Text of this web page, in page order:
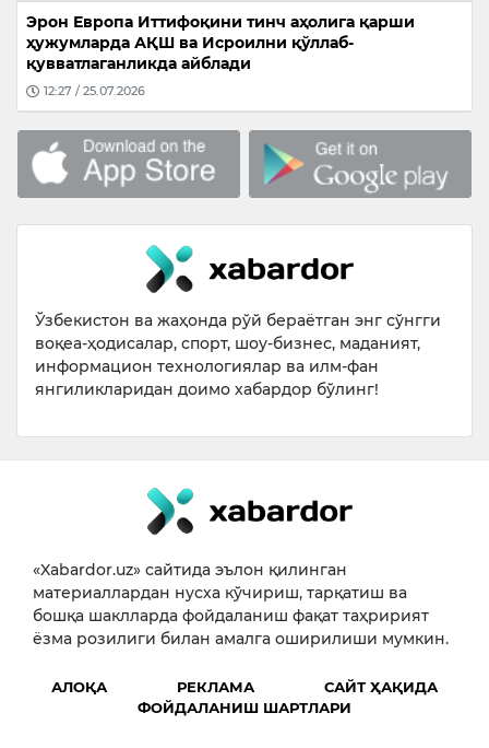
Эрон Европа Иттифоқини тинч аҳолига қарши
ҳужумларда АҚШ ва Исроилни қўллаб-
қувватлаганликда айблади
12:27 / 25.07.2026
Ўзбекистон ва жаҳонда рўй бераётган энг сўнгги
воқеа-ҳодисалар, спорт, шоу-бизнес, маданият,
информацион технологиялар ва илм-фан
янгиликларидан доимо хабардор бўлинг!
«Xabardor.uz» сайтида эълон қилинган
материаллардан нусха кўчириш, тарқатиш ва
бошқа шаклларда фойдаланиш фақат таҳририят
ёзма розилиги билан амалга оширилиши мумкин.
АЛОҚА РЕКЛАМА
САЙТ ҲАҚИДА
ФОЙДАЛАНИШ ШАРТЛАРИ